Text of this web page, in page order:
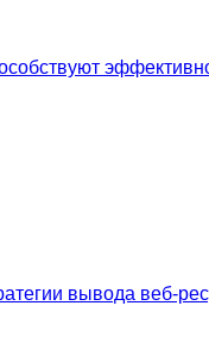
вывода веб-